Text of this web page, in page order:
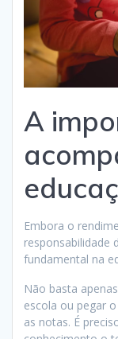
A
Embora o
responsabilidade
fundamental na
Não basta
escola ou pegar
as notas. É